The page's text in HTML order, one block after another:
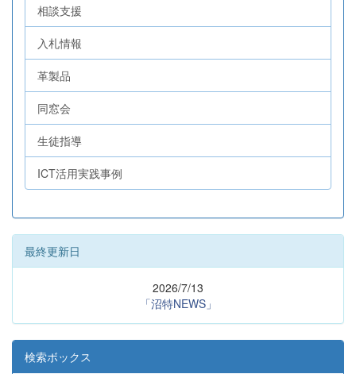
相談支援
入札情報
革製品
同窓会
生徒指導
ICT活用実践事例
最終更新日
2026/7/13
「沼特NEWS」
検索ボックス